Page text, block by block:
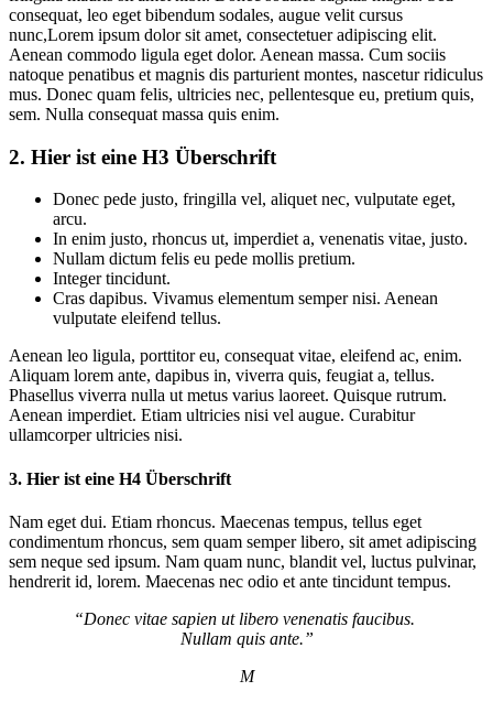
consequat, leo eget bibendum sodales, augue velit cursus
nunc,Lorem ipsum dolor sit amet, consectetuer adipiscing elit.
Aenean commodo ligula eget dolor. Aenean massa. Cum sociis
natoque penatibus et magnis dis parturient montes, nascetur ridiculus
mus. Donec quam felis, ultricies nec, pellentesque eu, pretium quis,
sem. Nulla consequat massa quis enim.
2. Hier ist eine H3 Überschrift
Donec pede justo, fringilla vel, aliquet nec, vulputate eget,
arcu.
In enim justo, rhoncus ut, imperdiet a, venenatis vitae, justo.
Nullam dictum felis eu pede mollis pretium.
Integer tincidunt.
Cras dapibus. Vivamus elementum semper nisi. Aenean
vulputate eleifend tellus.
Aenean leo ligula, porttitor eu, consequat vitae, eleifend ac, enim.
Aliquam lorem ante, dapibus in, viverra quis, feugiat a, tellus.
Phasellus viverra nulla ut metus varius laoreet. Quisque rutrum.
Aenean imperdiet. Etiam ultricies nisi vel augue. Curabitur
ullamcorper ultricies nisi.
3. Hier ist eine H4 Überschrift
Nam eget dui. Etiam rhoncus. Maecenas tempus, tellus eget
condimentum rhoncus, sem quam semper libero, sit amet adipiscing
sem neque sed ipsum. Nam quam nunc, blandit vel, luctus pulvinar,
hendrerit id, lorem. Maecenas nec odio et ante tincidunt tempus.
“Donec vitae sapien ut libero venenatis faucibus.
Nullam quis ante.”
M